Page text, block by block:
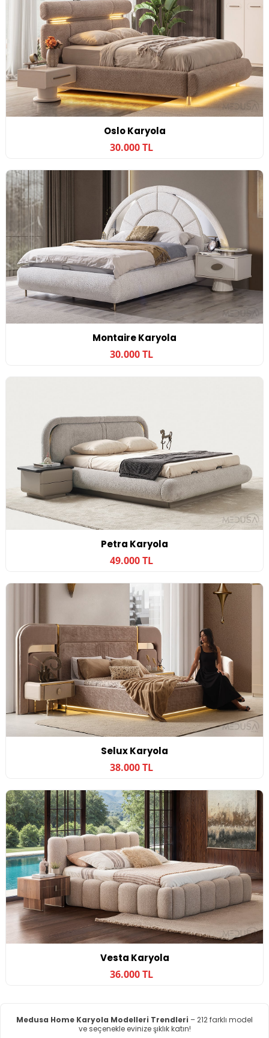
Oslo Karyola
30.000 TL
Montaire Karyola
30.000 TL
Petra Karyola
49.000 TL
Selux Karyola
38.000 TL
Vesta Karyola
36.000 TL
Medusa Home Karyola Modelleri Trendleri – 212 farklı model
ve seçenekle evinize şıklık katın!